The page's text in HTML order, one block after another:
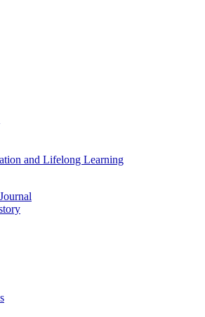
and Lifelong Learning